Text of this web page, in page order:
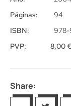
Páginas:
ISBN:
94
978-
PVP:
8,00
Share: